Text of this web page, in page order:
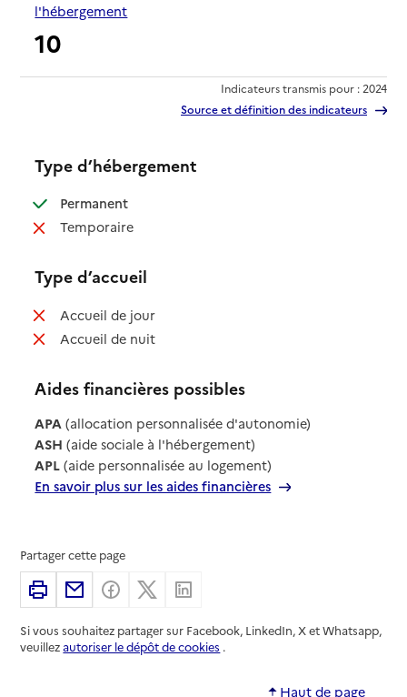
l'hébergement
10
Indicateurs transmis pour : 2024
Source et définition des indicateurs
Type d’hébergement
Permanent: disponible
Temporaire: non disponible
Type d’accueil
Accueil de jour: non disponible
Accueil de nuit: non disponible
Aides financières possibles
APA (allocation personnalisée d'autonomie)
ASH (aide sociale à l'hébergement)
APL (aide personnalisée au logement)
En savoir plus sur les aides financières
Partager cette page
ImprimerPartager par email
Partager sur Facebook
Partager sur X
Si vous souhaitez partager sur Facebook, LinkedIn, X et Whatsapp,
veuillezautoriser le dépôt de cookies .
Haut de page